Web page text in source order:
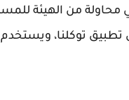
محاولة من الهيئة
توكلنا،